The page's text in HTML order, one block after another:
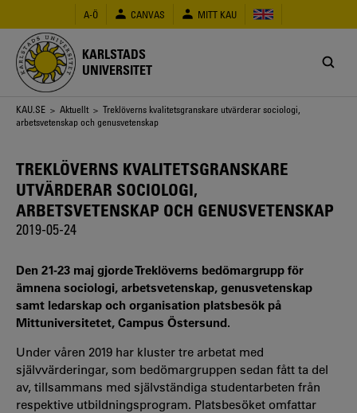
huvudinnehåll
A-Ö CANVAS MITT KAU
KARLSTADS
UNIVERSITET
Länkstig
KAU.SE > Aktuellt > Treklöverns kvalitetsgranskare utvärderar sociologi,
arbetsvetenskap och genusvetenskap
TREKLÖVERNS KVALITETSGRANSKARE
UTVÄRDERAR SOCIOLOGI,
ARBETSVETENSKAP OCH GENUSVETENSKAP
2019-05-24
Den 21-23 maj gjorde Treklöverns bedömargrupp för
ämnena sociologi, arbetsvetenskap, genusvetenskap
samt ledarskap och organisation platsbesök på
Mittuniversitetet, Campus Östersund.
Under våren 2019 har kluster tre arbetat med
självvärderingar, som bedömargruppen sedan fått ta del
av, tillsammans med självständiga studentarbeten från
respektive utbildningsprogram. Platsbesöket omfattar